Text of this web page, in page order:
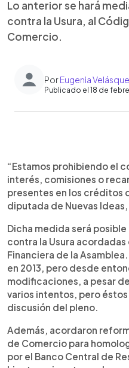
Lo anterior se hará
contra la Usura, al
Comercio.
PorEugenia
Publicado el 18 de
Escuchar artículo
“Estamos prohibiendo el
interés, comisiones o
presentes en los créditos
diputada de Nuevas
Dicha medida será
contra la Usura
Financiera de la
en 2013, pero desde
modificaciones, a pesar
varios intentos, pero
discusión del pleno.
Además, acordaron
de Comercio para
por el Banco Central de